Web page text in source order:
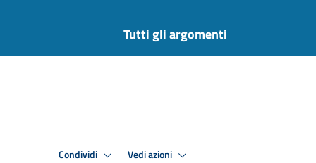
Tutti gli argomenti
Condividi Vedi azioni